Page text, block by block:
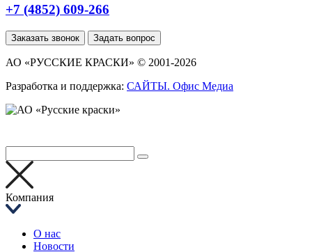
+7 (4852) 609-266
Заказать звонок Задать вопрос
АО «РУССКИЕ КРАСКИ» © 2001-2026
Разработка и поддержка: САЙТЫ. Офис Медиа
Компания
О нас
Новости